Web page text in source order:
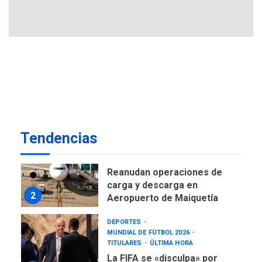
Tendencias
7
2
Reanudan operaciones de
carga y descarga en
Aeropuerto de Maiquetía
DEPORTES
MUNDIAL DE FÚTBOL 2026
TITULARES
ÚLTIMA HORA
La FIFA se «disculpa» por